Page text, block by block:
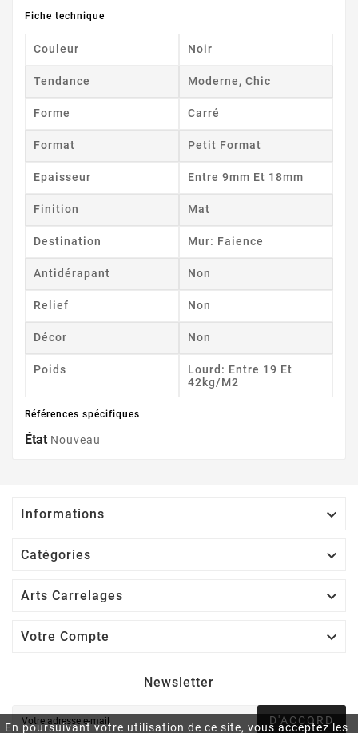
En poursuivant votre utilisation de ce site, vous acceptez les
Fiche technique
Couleur Noir
Tendance Moderne, Chic
Forme Carré
Format Petit Format
Epaisseur Entre 9mm Et 18mm
Finition Mat
Destination Mur: Faience
Antidérapant Non
Relief Non
Décor Non
Poids
Lourd: Entre 19 Et
42kg/m2
Références spécifiques
État Nouveau
Informations 
Catégories 
Arts Carrelages 
Votre Compte 
Newsletter
D'ACCORD